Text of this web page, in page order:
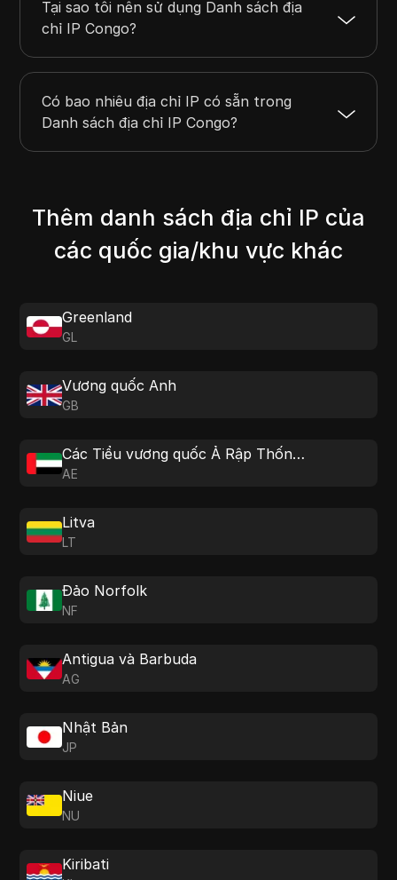
Tại sao tôi nên sử dụng Danh sách địa
chỉ IP Congo?
Có bao nhiêu địa chỉ IP có sẵn trong
Danh sách địa chỉ IP Congo?
Thêm danh sách địa chỉ IP của
các quốc gia/khu vực khác
Greenland
GL
Vương quốc Anh
GB
Các Tiểu vương quốc Ả Rập Thống nhất
AE
Litva
LT
Đảo Norfolk
NF
Antigua và Barbuda
AG
Nhật Bản
JP
Niue
NU
Kiribati